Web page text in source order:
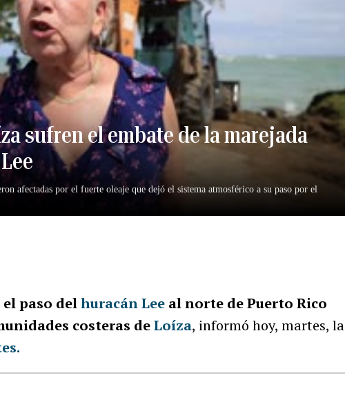
sufren el embate de la marejada
afectadas por el fuerte oleaje que dejó el sistema atmosférico a su paso por el
el paso delhuracán Lee al norte de Puerto Rico
costeras deLoíza, informó hoy, martes, la
.